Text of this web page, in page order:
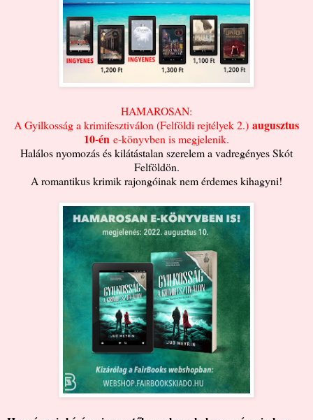
HAMAROSAN:
A Gyilkosság a krimifesztiválon (Felföldi rejtélyek 2.) augusztus
10-én e-könyvben is megjelenik.
Halálos nyomozás és kilátástalan szerelem a vadregényes Skót
Felföldön.
A romantikus krimik rajongóinak nem érdemes kihagyni!